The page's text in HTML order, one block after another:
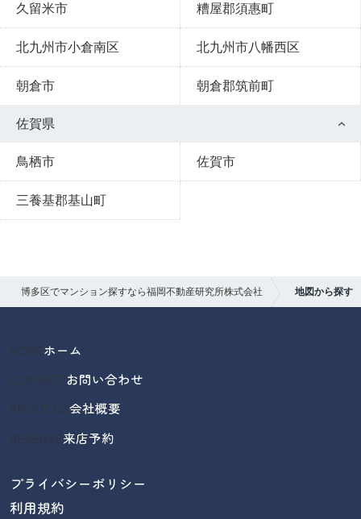
久留米市 糟屋郡須惠町
北九州市小倉南区 北九州市八幡西区
朝倉市 朝倉郡筑前町
佐賀県
鳥栖市 佐賀市
三養基郡基山町
博多区でマンション探すなら福岡不動産研究所株式会社 地図から探す
HOMEホーム
CONTACTお問い合わせ
ABOUT US会社概要
RESERVE来店予約
プライバシーポリシー
利用規約